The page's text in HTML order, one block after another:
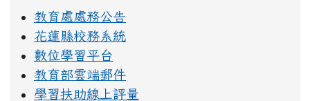
教育處處務公告
花蓮縣校務系統
數位學習平台
教育部雲端郵件
學習扶助線上評量